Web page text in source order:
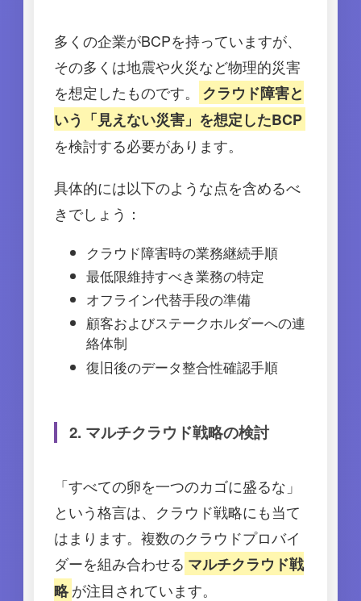
多くの企業がBCPを持っていますが、
その多くは地震や火災など物理的災害
を想定したものです。
クラウド障害と
いう「見えない災害」を想定したBCP
を検討する必要があります。
具体的には以下のような点を含めるべ
きでしょう：
クラウド障害時の業務継続手順
最低限維持すべき業務の特定
オフライン代替手段の準備
顧客およびステークホルダーへの連
絡体制
復旧後のデータ整合性確認手順
2. マルチクラウド戦略の検討
「すべての卵を一つのカゴに盛るな」
という格言は、クラウド戦略にも当て
はまります。複数のクラウドプロバイ
ダーを組み合わせる マルチクラウド戦
略 が注目されています。